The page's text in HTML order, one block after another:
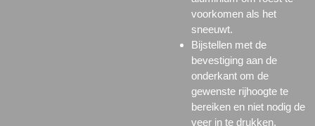
voorkomen als het
sneeuwt.
Bijstellen met de
bevestiging aan de
onderkant om de
gewenste rijhoogte te
bereiken en niet nodig de
veer in te drukken.